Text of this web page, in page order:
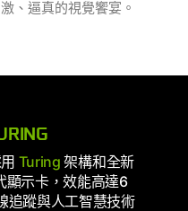
、逼真的視覺饗宴。
Turing 架構和全新
顯示卡，效能高達6
追蹤與人工智慧技術